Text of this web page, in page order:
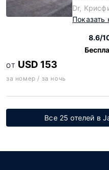
Dr,
Показать
8.6/
ОТ USD 153
за номер / за ночь
Все 25 отелей в